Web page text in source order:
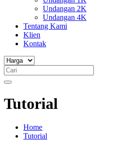
Undangan 2K
Undangan 4K
Tentang Kami
Klien
Kontak
Tutorial
Home
Tutorial